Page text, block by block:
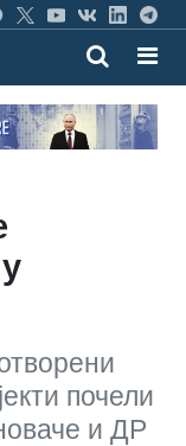
почели
и ДР